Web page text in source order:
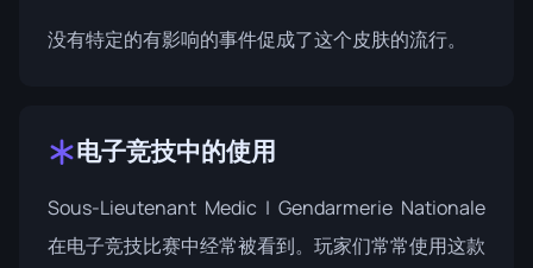
没有特定的有影响的事件促成了这个皮肤的流行。
电子竞技中的使用
Sous-Lieutenant Medic | Gendarmerie Nationale
在电子竞技比赛中经常被看到。玩家们常常使用这款